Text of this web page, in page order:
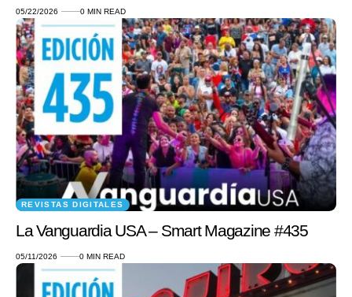
05/22/2026 0 MIN READ
REVISTAS DIGITALES
La Vanguardia USA – Smart Magazine #435
05/11/2026 0 MIN READ